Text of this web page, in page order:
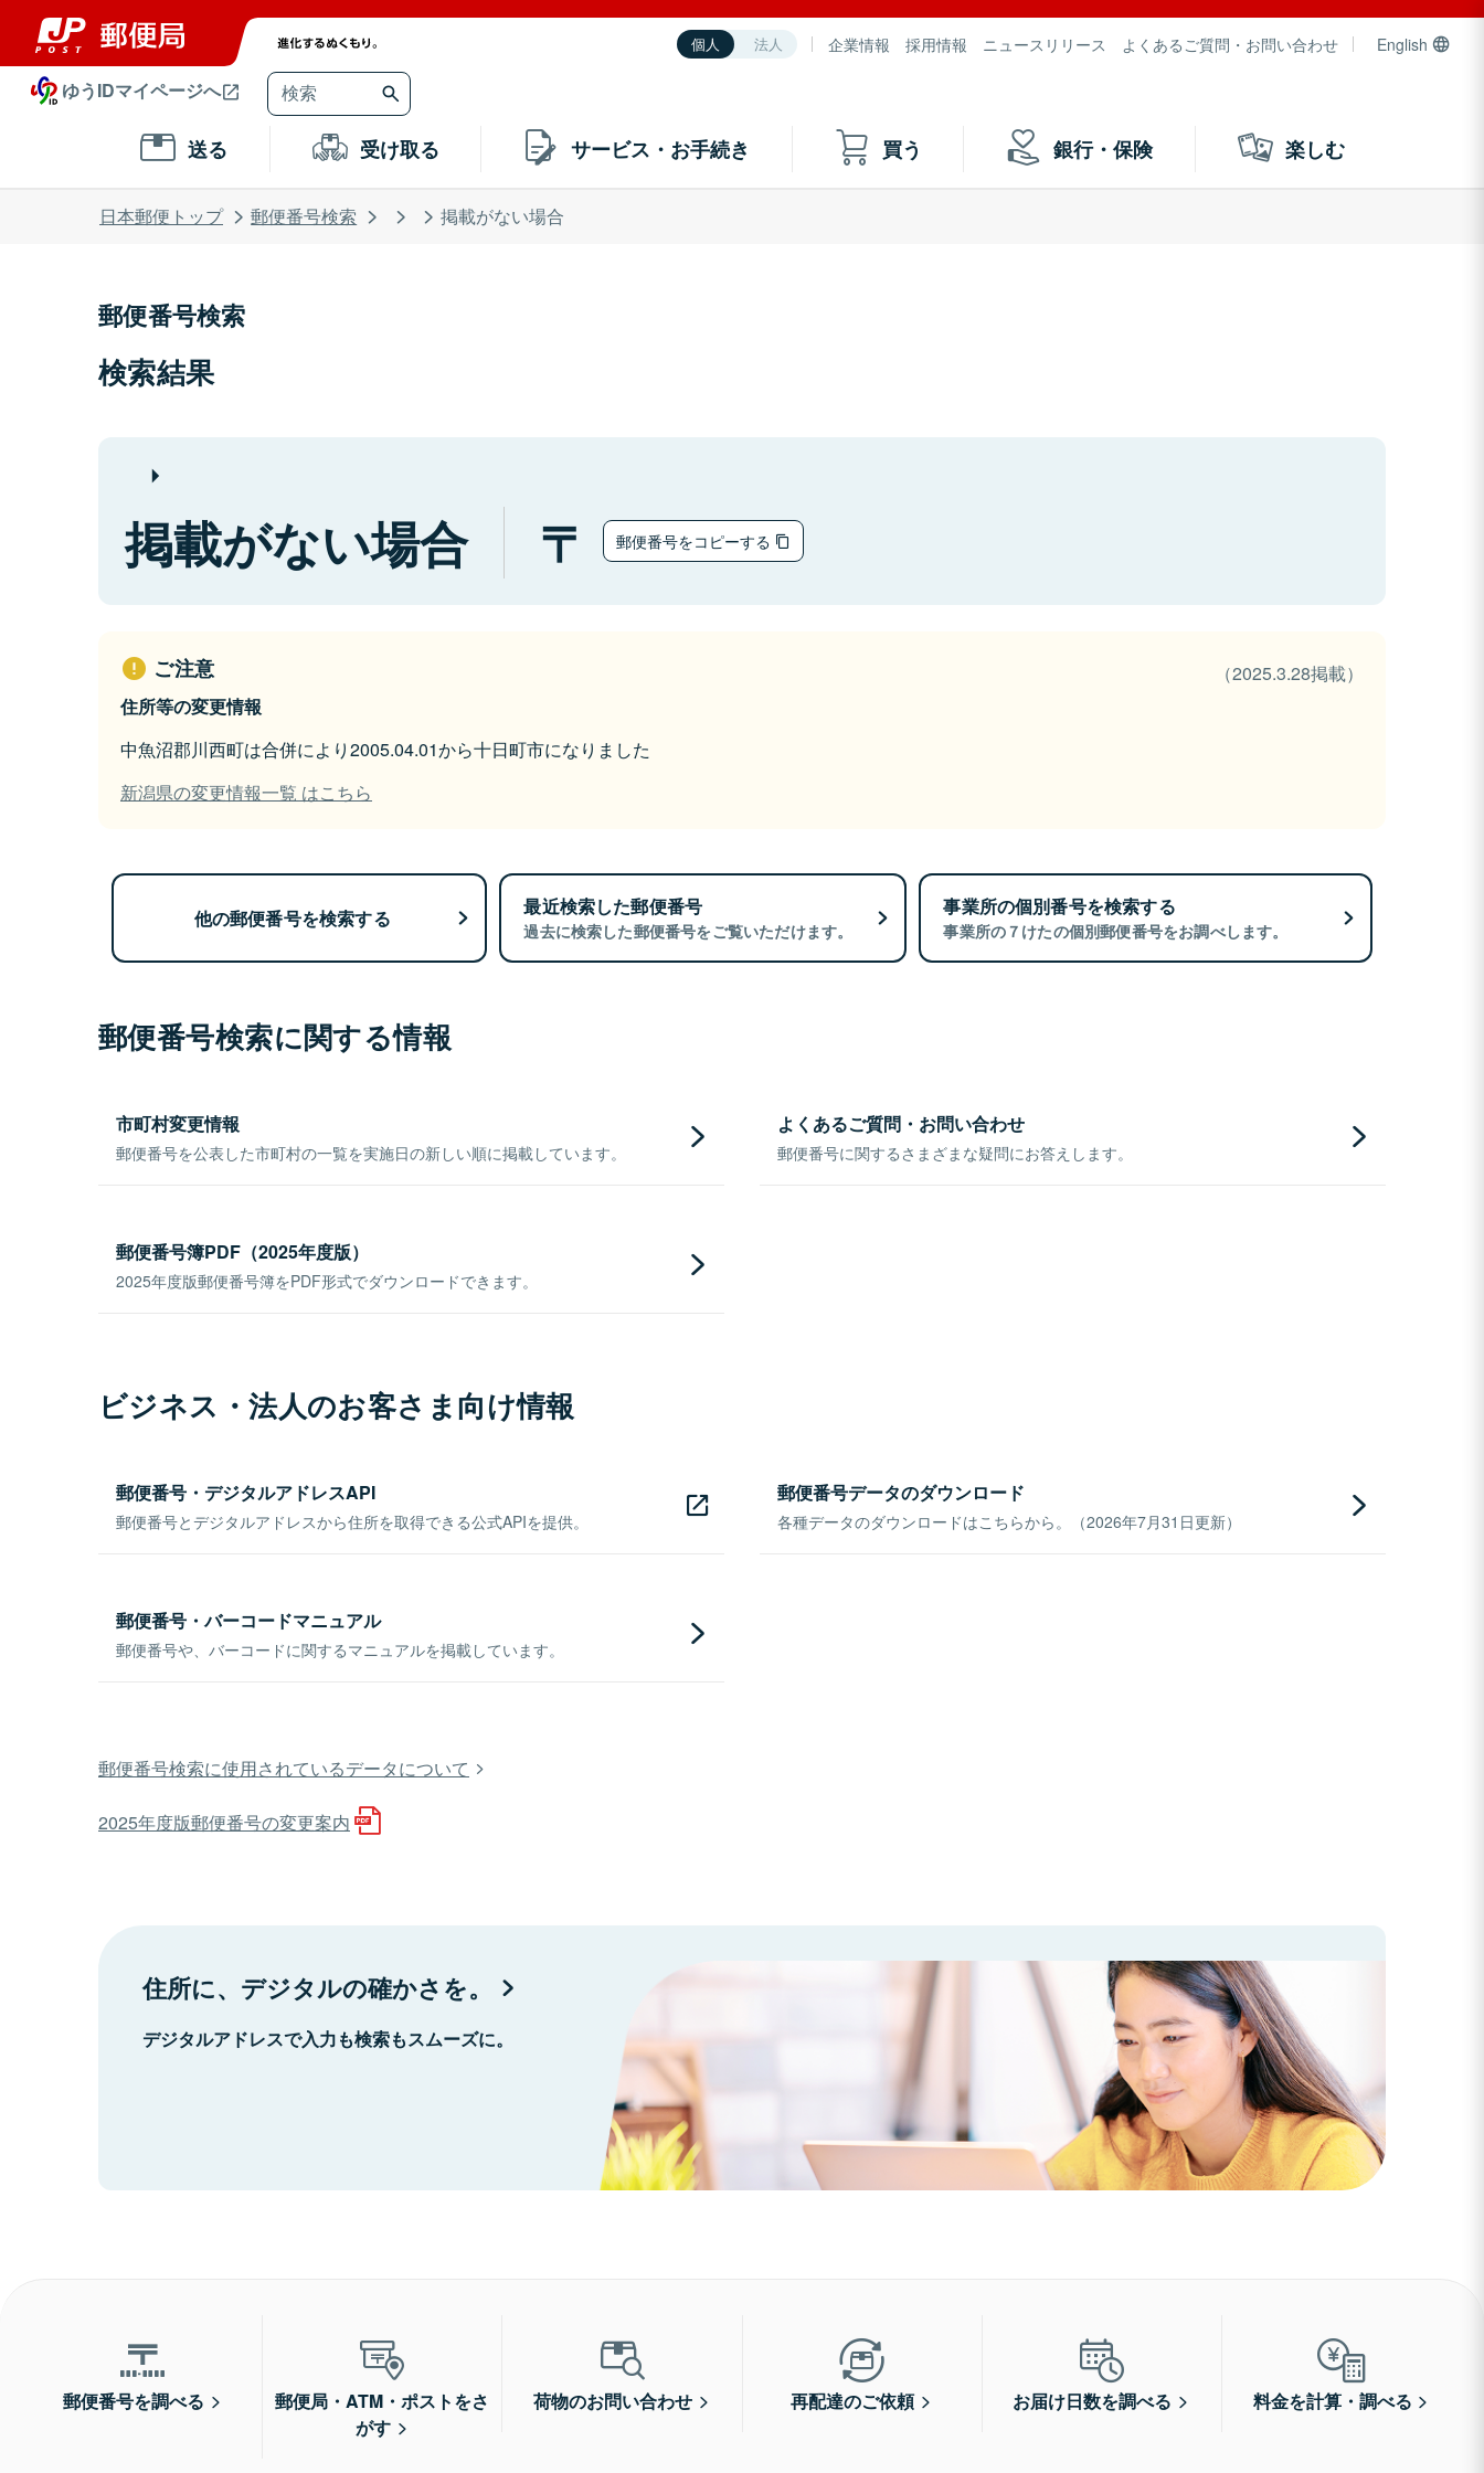
個人 法人 企業情報 採用情報 ニュースリリース よくあるご質問・お問い合わせ English
ゆうIDマイページへ
送る 受け取る サービス・お手続き 買う 銀行・保険 楽しむ
日本郵便トップ 郵便番号検索 掲載がない場合
郵便番号検索
検索結果
掲載がない場合 郵便番号をコピーする
ご注意
（2025.3.28掲載）
住所等の変更情報
中魚沼郡川西町は合併により2005.04.01から十日町市になりました
新潟県の変更情報一覧 はこちら
他の郵便番号を検索する 最近検索した郵便番号
過去に検索した郵便番号をご覧いただけます。
事業所の個別番号を検索する
事業所の７けたの個別郵便番号をお調べします。
郵便番号検索に関する情報
市町村変更情報
郵便番号を公表した市町村の一覧を実施日の新しい順に掲載しています。
よくあるご質問・お問い合わせ
郵便番号に関するさまざまな疑問にお答えします。
郵便番号簿PDF（2025年度版）
2025年度版郵便番号簿をPDF形式でダウンロードできます。
ビジネス・法人のお客さま向け情報
郵便番号・デジタルアドレスAPI
郵便番号とデジタルアドレスから住所を取得できる公式APIを提供。
郵便番号データのダウンロード
各種データのダウンロードはこちらから。（2026年7月31日更新）
郵便番号・バーコードマニュアル
郵便番号や、バーコードに関するマニュアルを掲載しています。
郵便番号検索に使用されているデータについて
2025年度版郵便番号の変更案内
住所に、デジタルの確かさを。
デジタルアドレスで入力も検索もスムーズに。
郵便番号を調べる
郵便局・ATM・ポストをさ
がす
荷物のお問い合わせ 再配達のご依頼 お届け日数を調べる 料金を計算・調べる